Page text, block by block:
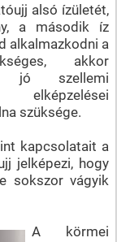
alsó ízületét,
a második íz
alkalmazkodni a
akkor
jó szellemi
elképzelései
szüksége.
kapcsolatait a
jelképezi, hogy
sokszor vágyik
A körmei